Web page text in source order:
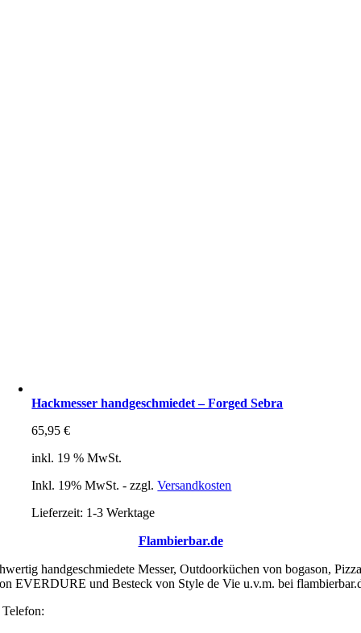
Hackmesser handgeschmiedet – Forged Sebra
65,95€
inkl. 19 % MwSt.
Inkl. 19% MwSt. - zzgl.Versandkosten
Lieferzeit: 1-3 Werktage
Flambierbar.de
handgeschmiedete Messer, Outdoorküchen von bogason,
EVERDURE und Besteck von Style de Vie u.v.m. bei
Telefon: